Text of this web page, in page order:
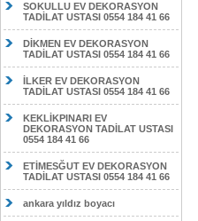
SOKULLU EV DEKORASYON
TADİLAT USTASI 0554 184 41 66
DİKMEN EV DEKORASYON
TADİLAT USTASI 0554 184 41 66
İLKER EV DEKORASYON
TADİLAT USTASI 0554 184 41 66
KEKLİKPINARI EV
DEKORASYON TADİLAT USTASI
0554 184 41 66
ETİMESĞUT EV DEKORASYON
TADİLAT USTASI 0554 184 41 66
ankara yıldız boyacı